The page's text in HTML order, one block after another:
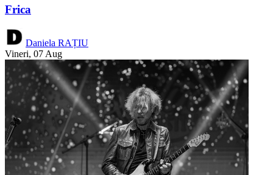
Frica
Daniela RAȚIU
Vineri, 07 Aug